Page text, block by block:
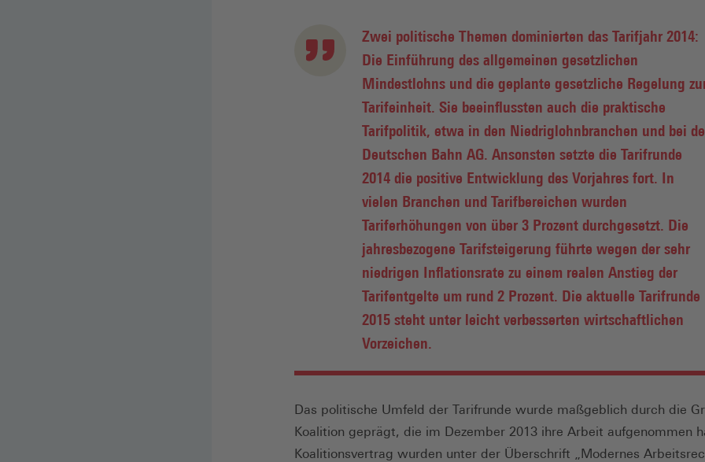
Zwei politische Themen dominierten das Tarifjahr 2014:
Die Einführung des allgemeinen gesetzlichen
Mindestlohns und die geplante gesetzliche Regelung
Tarifeinheit. Sie beeinflussten auch die praktische
Tarifpolitik, etwa in den Niedriglohnbranchen und bei
Deutschen Bahn AG. Ansonsten setzte die Tarifrunde
2014 die positive Entwicklung des Vorjahres fort. In
vielen Branchen und Tarifbereichen wurden
Tariferhöhungen von über 3 Prozent durchgesetzt. Die
jahresbezogene Tarifsteigerung führte wegen der sehr
niedrigen Inflationsrate zu einem realen Anstieg der
Tarifentgelte um rund 2 Prozent. Die aktuelle Tarifrunde
2015 steht unter leicht verbesserten wirtschaftlichen
Vorzeichen.
Das politische Umfeld der Tarifrunde wurde maßgeblich durch die
Koalition geprägt, die im Dezember 2013 ihre Arbeit aufgenommen
Koalitionsvertrag wurden unter der Überschrift „Modernes